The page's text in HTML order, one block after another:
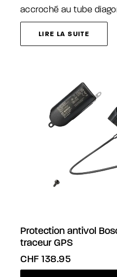
accroché au tube
LIRE LA SUITE
Protection antivol
traceur GPS
CHF 138.95